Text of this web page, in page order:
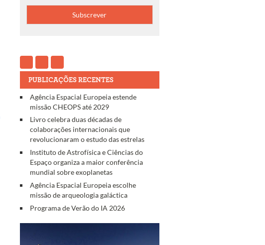
PUBLICAÇÕES RECENTES
Agência Espacial Europeia estende
missão CHEOPS até 2029
Livro celebra duas décadas de
colaborações internacionais que
revolucionaram o estudo das estrelas
Instituto de Astrofísica e Ciências do
Espaço organiza a maior conferência
mundial sobre exoplanetas
Agência Espacial Europeia escolhe
missão de arqueologia galáctica
Programa de Verão do IA 2026